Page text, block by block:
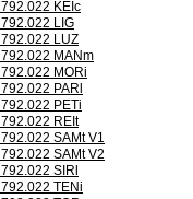
792.022 KEIc
792.022 LIG
792.022 LUZ
792.022 MANm
792.022 MORi
792.022 PARl
792.022 PETi
792.022 REIt
792.022 SAMt V1
792.022 SAMt V2
792.022 SIRl
792.022 TENi